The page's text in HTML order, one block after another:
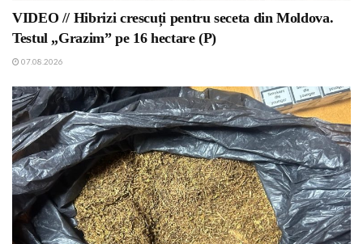
VIDEO // Hibrizi crescuți pentru seceta din Moldova.
Testul „Grazim” pe 16 hectare (P)
07.08.2026